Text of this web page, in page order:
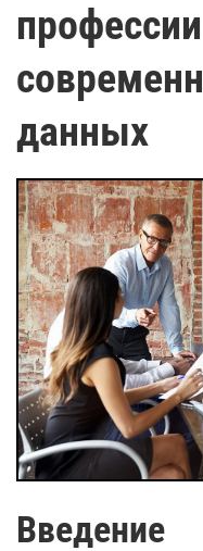
данных
Введение